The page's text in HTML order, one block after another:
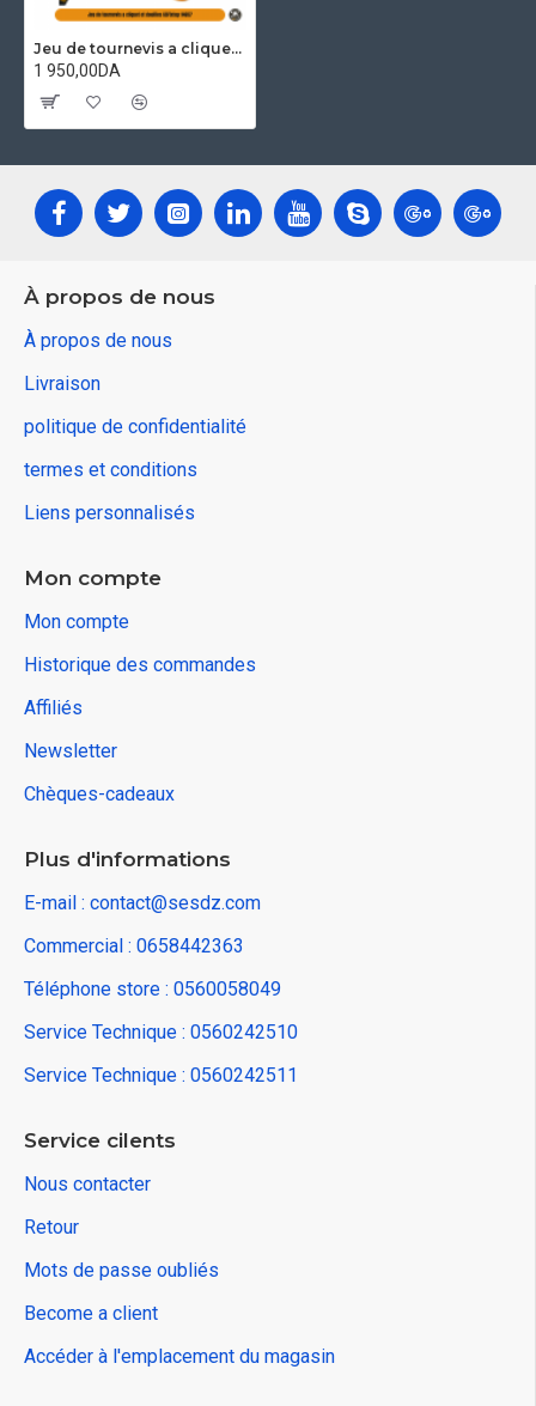
Jeu de tournevis a cliquet et douilles GSFixtop 14657
1 950,00DA
À propos de nous
À propos de nous
Livraison
politique de confidentialité
termes et conditions
Liens personnalisés
Mon compte
Mon compte
Historique des commandes
Affiliés
Newsletter
Chèques-cadeaux
Plus d'informations
E-mail : contact@sesdz.com
Commercial : 0658442363
Téléphone store : 0560058049
Service Technique : 0560242510
Service Technique : 0560242511
Service cilents
Nous contacter
Retour
Mots de passe oubliés
Become a client
Accéder à l'emplacement du magasin